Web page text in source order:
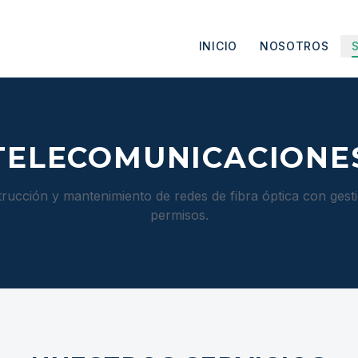
INICIO NOSOTROS
y mantenimiento de redes de fibra óptica con
permisos.